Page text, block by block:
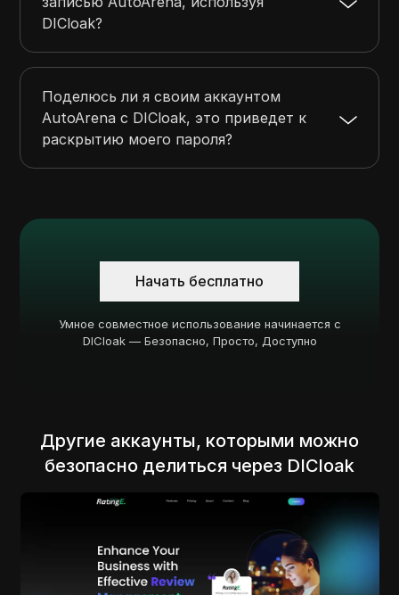
DICloak?
Поделюсь ли я своим аккаунтом
AutoArena с DICloak, это приведет к
раскрытию моего пароля?
Начать бесплатно
Умное совместное использование начинается с
DICloak — Безопасно, Просто, Доступно
Другие аккаунты, которыми можно
безопасно делиться через DICloak